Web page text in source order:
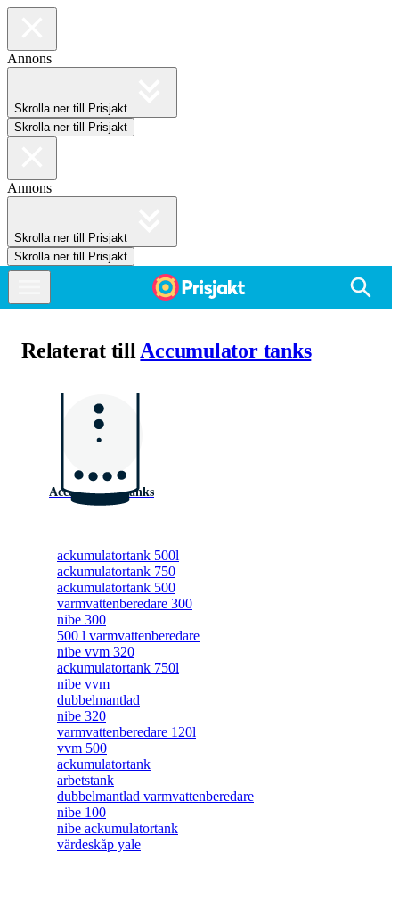
Annons
Skrolla ner till Prisjakt
Skrolla ner till Prisjakt
Annons
Skrolla ner till Prisjakt
Skrolla ner till Prisjakt
Relaterat till Accumulator tanks
Accumulator tanks
ackumulatortank 500l
ackumulatortank 750
ackumulatortank 500
varmvattenberedare 300
nibe 300
500 l varmvattenberedare
nibe vvm 320
ackumulatortank 750l
nibe vvm
dubbelmantlad
nibe 320
varmvattenberedare 120l
vvm 500
ackumulatortank
arbetstank
dubbelmantlad varmvattenberedare
nibe 100
nibe ackumulatortank
värdeskåp yale